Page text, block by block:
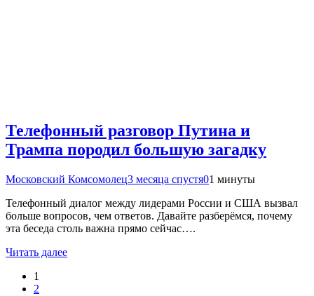
Телефонный разговор Путина и
Трампа породил большую загадку
Московский Комсомолец3 месяца спустя01 минуты
Телефонный диалог между лидерами России и США вызвал
больше вопросов, чем ответов. Давайте разберёмся, почему
эта беседа столь важна прямо сейчас….
Читать далее
1
2